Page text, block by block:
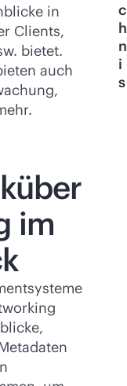
in
Clients,
bietet.
auch
c
h
n
i
s
im